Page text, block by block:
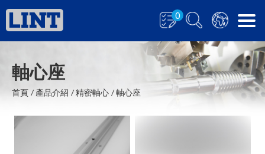
0
軸心座
首頁 產品介紹 精密軸心 軸心座